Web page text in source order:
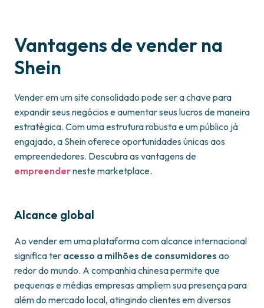
Vantagens de vender na
Shein
Vender em um site consolidado pode ser a chave para
expandir seus negócios e aumentar seus lucros de maneira
estratégica. Com uma estrutura robusta e um público já
engajado, a Shein oferece oportunidades únicas aos
empreendedores. Descubra as vantagens de
empreenderneste marketplace.
Alcance global
Ao vender em uma plataforma com alcance internacional
significa ter acesso a milhões de consumidores ao
redor do mundo. A companhia chinesa permite que
pequenas e médias empresas ampliem sua presença para
além do mercado local, atingindo clientes em diversos